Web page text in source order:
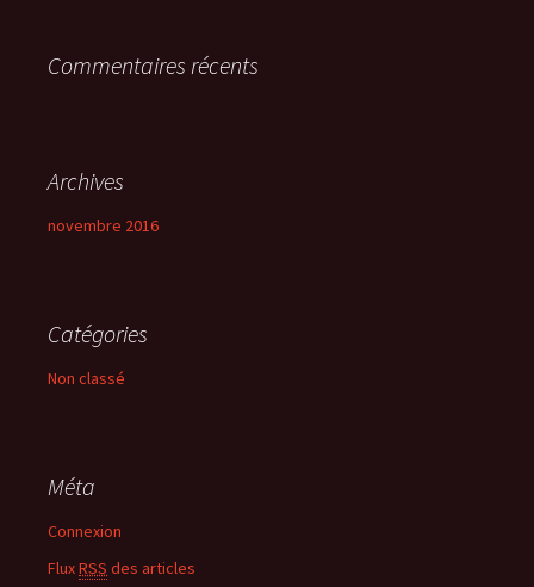
:Commentaires récents
Archives
novembre 2016
Catégories
Non classé
Méta
Connexion
FluxRSS des articles